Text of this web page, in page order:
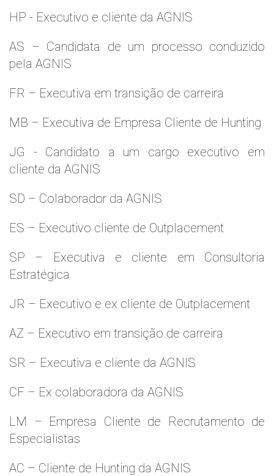
HP - Executivo e cliente da AGNIS
AS – Candidata de um processo conduzido
pela AGNIS
FR – Executiva em transição de carreira
MB – Executiva de Empresa Cliente de Hunting
JG - Candidato a um cargo executivo em
cliente da AGNIS
SD – Colaborador da AGNIS
ES – Executivo cliente de Outplacement
SP – Executiva e cliente em Consultoria
Estratégica
JR – Executivo e ex cliente de Outplacement
AZ – Executivo em transição de carreira
SR – Executiva e cliente da AGNIS
CF – Ex colaboradora da AGNIS
LM – Empresa Cliente de Recrutamento de
Especialistas
AC – Cliente de Hunting da AGNIS